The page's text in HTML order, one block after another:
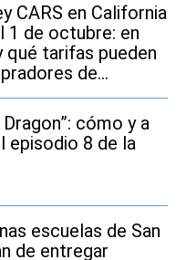
CARS en California
1 de octubre: en
qué tarifas pueden
de
cómo y a
episodio 8 de la
escuelas de San
de entregar